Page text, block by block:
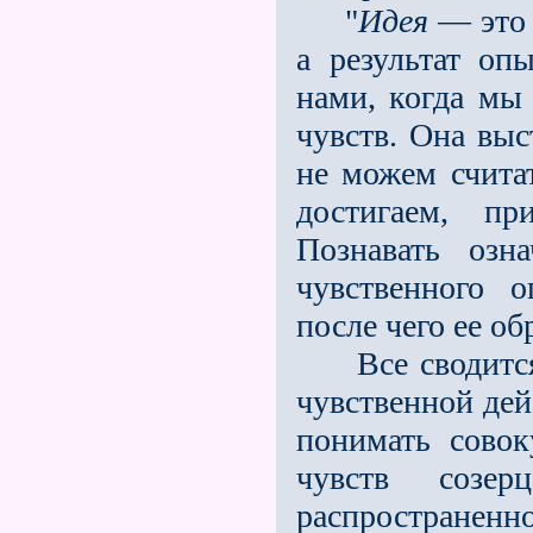
"Идея — это
а результат
нами, когда мы
чувств. Она
не можем
достигаем,
Познавать
чувственного
после чего ее
Все
чувственной
понимать
чувств